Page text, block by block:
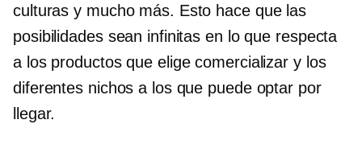
culturas y mucho más. Esto hace que las
posibilidades sean infinitas en lo que respecta
a los productos que elige comercializar y los
diferentes nichos a los que puede optar por
llegar.